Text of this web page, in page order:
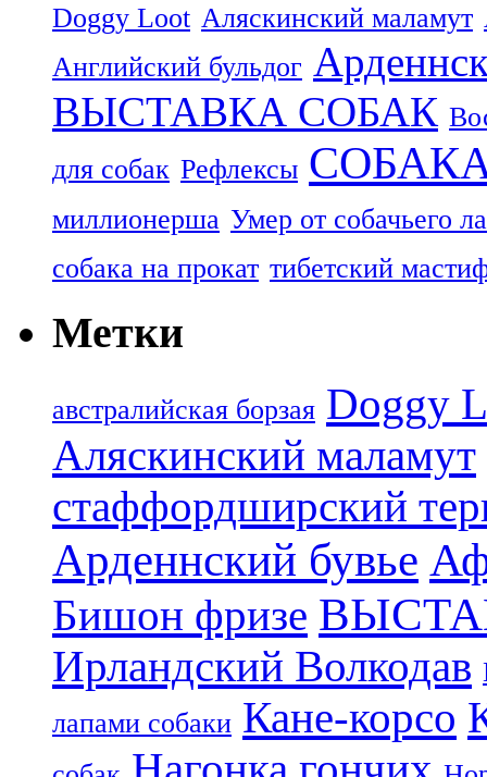
Doggy Loot Аляскинский маламут
Английский бульдог
ВЫСТАВКА СОБАК
для собак Рефлексы
миллионерша Умер от собачьего
собака на прокат тибетский
Метки
aвстралийская борзая Doggy
Аляскинский маламут
стаффордширский
Арденнский бувье
Бишон фризе
Ирландский Волкодав
лапами собаки Кане-корсо